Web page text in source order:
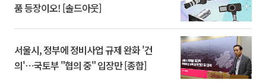
품 등장이오! [솔드아웃]
서울시, 정부에 정비사업 규제 완화 '건
의'⋯국토부 "협의 중" 입장만 [종합]